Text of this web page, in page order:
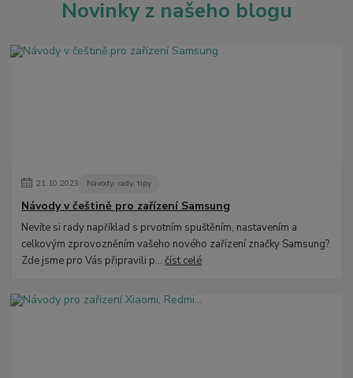
Novinky z našeho blogu
21.10.2023 Návody, rady, tipy
Návody v češtině pro zařízení Samsung
Nevíte si rady například s prvotním spuštěním, nastavením a
celkovým zprovozněním vašeho nového zařízení značky Samsung?
Zde jsme pro Vás připravili p...číst celé